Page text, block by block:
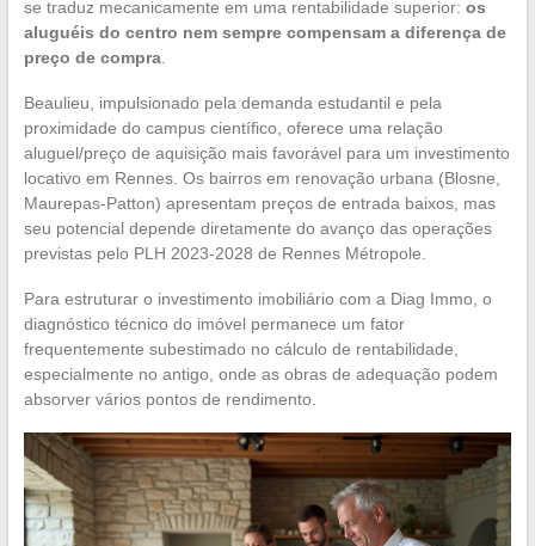
se traduz mecanicamente em uma rentabilidade superior: os
aluguéis do centro nem sempre compensam a diferença de
preço de compra.
Beaulieu, impulsionado pela demanda estudantil e pela
proximidade do campus científico, oferece uma relação
aluguel/preço de aquisição mais favorável para um investimento
locativo em Rennes. Os bairros em renovação urbana (Blosne,
Maurepas-Patton) apresentam preços de entrada baixos, mas
seu potencial depende diretamente do avanço das operações
previstas pelo PLH 2023-2028 de Rennes Métropole.
Para estruturar o investimento imobiliário com a Diag Immo, o
diagnóstico técnico do imóvel permanece um fator
frequentemente subestimado no cálculo de rentabilidade,
especialmente no antigo, onde as obras de adequação podem
absorver vários pontos de rendimento.